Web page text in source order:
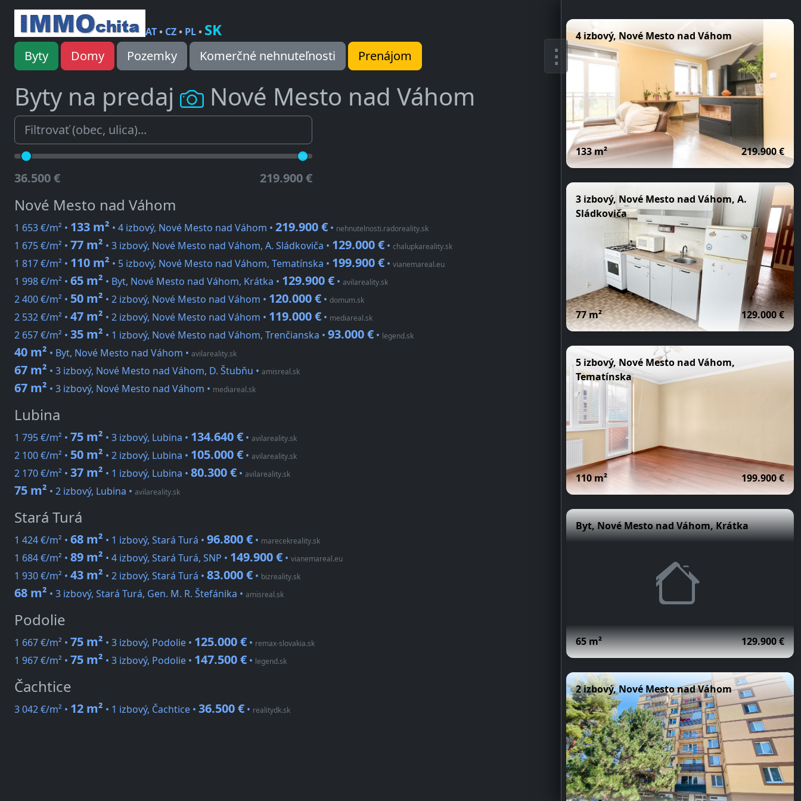
AT• CZ• PL• SK
Byty Domy Pozemky Komerčné nehnuteľnosti Prenájom
Byty na predaj Nové Mesto nad Váhom
36.500 € 219.900 €
Nové Mesto nad Váhom
1 653 €/m² • 133 m² • 4 izbový, Nové Mesto nad Váhom • 219.900 € • nehnutelnosti.radoreality.sk
1 675 €/m² • 77 m² • 3 izbový, Nové Mesto nad Váhom, A. Sládkoviča • 129.000 € • chalupkareality.sk
1 817 €/m² • 110 m² • 5 izbový, Nové Mesto nad Váhom, Tematínska • 199.900 € • vianemareal.eu
1 998 €/m² • 65 m² • Byt, Nové Mesto nad Váhom, Krátka • 129.900 € • avilareality.sk
2 400 €/m² • 50 m² • 2 izbový, Nové Mesto nad Váhom • 120.000 € • domum.sk
2 532 €/m² • 47 m² • 2 izbový, Nové Mesto nad Váhom • 119.000 € • mediareal.sk
2 657 €/m² • 35 m² • 1 izbový, Nové Mesto nad Váhom, Trenčianska • 93.000 € • legend.sk
40 m² • Byt, Nové Mesto nad Váhom • avilareality.sk
67 m² • 3 izbový, Nové Mesto nad Váhom, D. Štubňu • amisreal.sk
67 m² • 3 izbový, Nové Mesto nad Váhom • mediareal.sk
Lubina
1 795 €/m² • 75 m² • 3 izbový, Lubina • 134.640 € • avilareality.sk
2 100 €/m² • 50 m² • 2 izbový, Lubina • 105.000 € • avilareality.sk
2 170 €/m² • 37 m² • 1 izbový, Lubina • 80.300 € • avilareality.sk
75 m² • 2 izbový, Lubina • avilareality.sk
Stará Turá
1 424 €/m² • 68 m² • 1 izbový, Stará Turá • 96.800 € • marecekreality.sk
1 684 €/m² • 89 m² • 4 izbový, Stará Turá, SNP • 149.900 € • vianemareal.eu
1 930 €/m² • 43 m² • 2 izbový, Stará Turá • 83.000 € • bizreality.sk
68 m² • 3 izbový, Stará Turá, Gen. M. R. Štefánika • amisreal.sk
Podolie
1 667 €/m² • 75 m² • 3 izbový, Podolie • 125.000 € • remax-slovakia.sk
1 967 €/m² • 75 m² • 3 izbový, Podolie • 147.500 € • legend.sk
Čachtice
3 042 €/m² • 12 m² • 1 izbový, Čachtice • 36.500 € • realitydk.sk